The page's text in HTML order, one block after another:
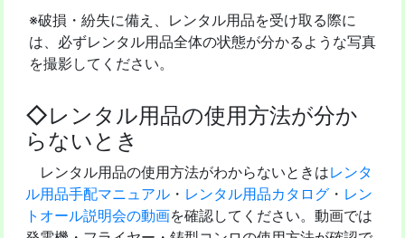
※破損・紛失に備え、レンタル用品を受け取る際に
は、必ずレンタル用品全体の状態が分かるような写真
を撮影してください。
◇レンタル用品の使用方法が分か
らないとき
レンタル用品の使用方法がわからないときはレンタ
ル用品手配マニュアル・ レンタル用品カタログ・ レン
トオール説明会の動画を確認してください。動画では